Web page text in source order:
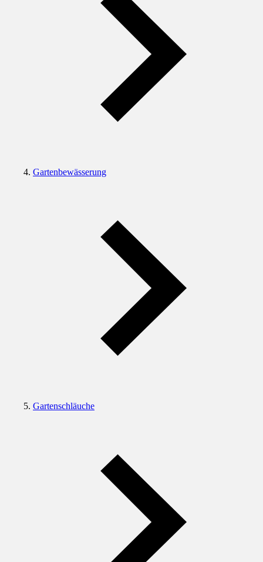
Gartenbewässerung
Gartenschläuche